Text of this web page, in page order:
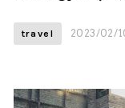
travel 2023/02/